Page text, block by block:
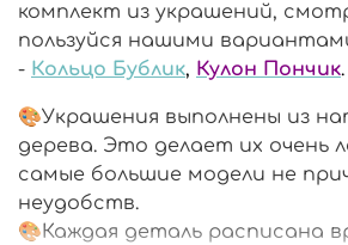
комплект из украшений,
пользуйся нашими
- Кольцо Бублик, Кулон Пончик.
🎨Украшения выполнены из
дерева. Это делает их очень
самые большие модели не
неудобств.
🎨Каждая деталь расписана